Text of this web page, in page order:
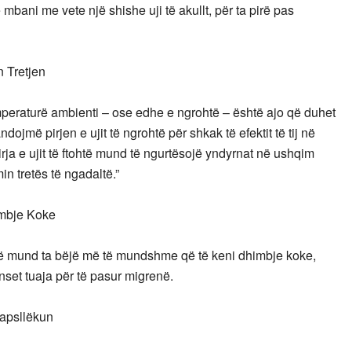
me vete një shishe uji të akullt, për ta pirë pas
Tretjen
ambienti – ose edhe e ngrohtë – është ajo që duhet
pirjen e ujit të ngrohtë për shkak të efektit të tij në
e ujit të ftohtë mund të ngurtësojë yndyrnat në ushqim
tretës të ngadaltë.”
Koke
ta bëjë më të mundshme që të keni dhimbje koke,
tuaja për të pasur migrenë.